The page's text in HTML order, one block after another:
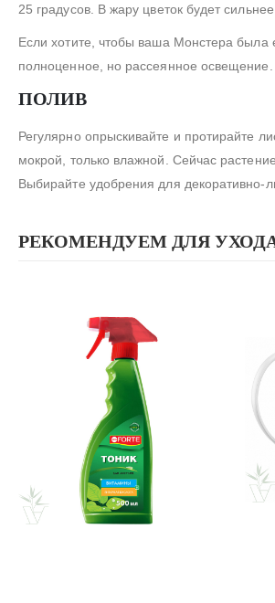
25 градусов. В жару цветок будет сильнее
Если хотите, чтобы ваша Монстера
полноценное, но рассеянное освещение.
ПОЛИВ
Регулярно опрыскивайте и протирайте
мокрой, только влажной. Сейчас
Выбирайте удобрения для декоративно-
РЕКОМЕНДУЕМ ДЛЯ